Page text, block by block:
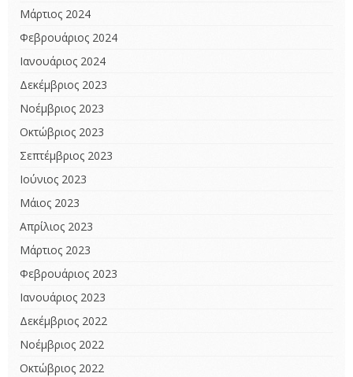
Μάρτιος 2024
Φεβρουάριος 2024
Ιανουάριος 2024
Δεκέμβριος 2023
Νοέμβριος 2023
Οκτώβριος 2023
Σεπτέμβριος 2023
Ιούνιος 2023
Μάιος 2023
Απρίλιος 2023
Μάρτιος 2023
Φεβρουάριος 2023
Ιανουάριος 2023
Δεκέμβριος 2022
Νοέμβριος 2022
Οκτώβριος 2022